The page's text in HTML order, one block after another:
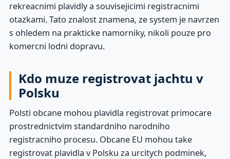
rekreacnimi plavidly a souvisejicimi registracnimi
otazkami. Tato znalost znamena, ze system je navrzen
s ohledem na prakticke namorniky, nikoli pouze pro
komercni lodni dopravu.
Kdo muze registrovat jachtu v
Polsku
Polsti obcane mohou plavidla registrovat primocare
prostrednictvim standardniho narodniho
registracniho procesu. Obcane EU mohou take
registrovat plavidla v Polsku za urcitych podminek,